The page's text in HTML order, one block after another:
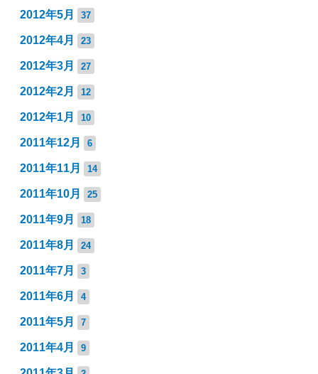
2012年5月 37
2012年4月 23
2012年3月 27
2012年2月 12
2012年1月 10
2011年12月 6
2011年11月 14
2011年10月 25
2011年9月 18
2011年8月 24
2011年7月 3
2011年6月 4
2011年5月 7
2011年4月 9